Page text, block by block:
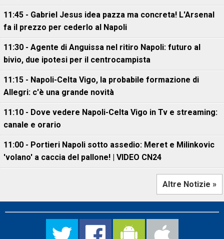
11:45 - Gabriel Jesus idea pazza ma concreta! L'Arsenal
fa il prezzo per cederlo al Napoli
11:30 - Agente di Anguissa nel ritiro Napoli: futuro al
bivio, due ipotesi per il centrocampista
11:15 - Napoli-Celta Vigo, la probabile formazione di
Allegri: c'è una grande novità
11:10 - Dove vedere Napoli-Celta Vigo in Tv e streaming:
canale e orario
11:00 - Portieri Napoli sotto assedio: Meret e Milinkovic
'volano' a caccia del pallone! | VIDEO CN24
Altre Notizie »